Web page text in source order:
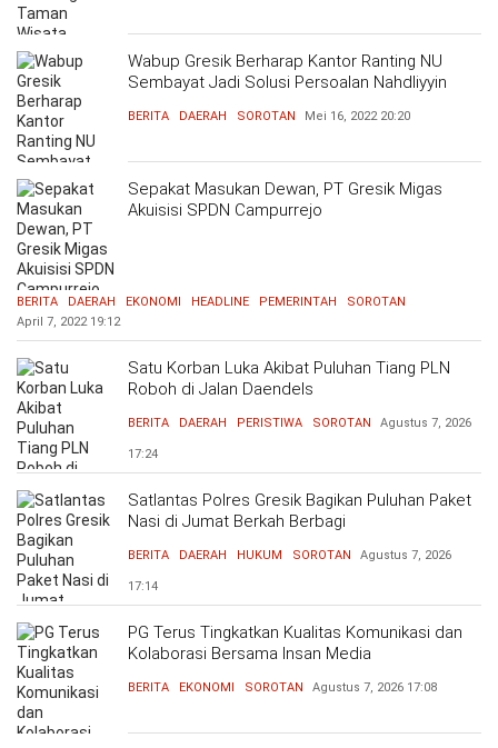
Wabup Gresik Berharap Kantor Ranting NU
Sembayat Jadi Solusi Persoalan Nahdliyyin
BERITA DAERAH SOROTAN Mei 16, 2022 20:20
Sepakat Masukan Dewan, PT Gresik Migas
Akuisisi SPDN Campurrejo
BERITA DAERAH EKONOMI HEADLINE PEMERINTAH
SOROTAN
April 7, 2022 19:12
Satu Korban Luka Akibat Puluhan Tiang PLN
Roboh di Jalan Daendels
BERITA DAERAH PERISTIWA SOROTAN Agustus 7, 2026
17:24
Satlantas Polres Gresik Bagikan Puluhan Paket
Nasi di Jumat Berkah Berbagi
BERITA DAERAH HUKUM SOROTAN Agustus 7, 2026
17:14
PG Terus Tingkatkan Kualitas Komunikasi dan
Kolaborasi Bersama Insan Media
BERITA EKONOMI SOROTAN Agustus 7, 2026 17:08